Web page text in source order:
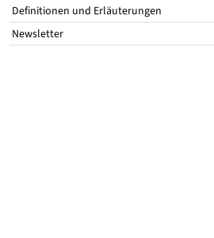
Definitionen und Erläuterungen
Newsletter